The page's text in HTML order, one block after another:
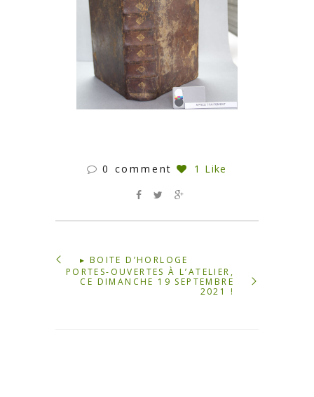
0 comment 1 Like
▸ BOITE D’HORLOGE
PORTES-OUVERTES À L’ATELIER,
CE DIMANCHE 19 SEPTEMBRE
2021 !